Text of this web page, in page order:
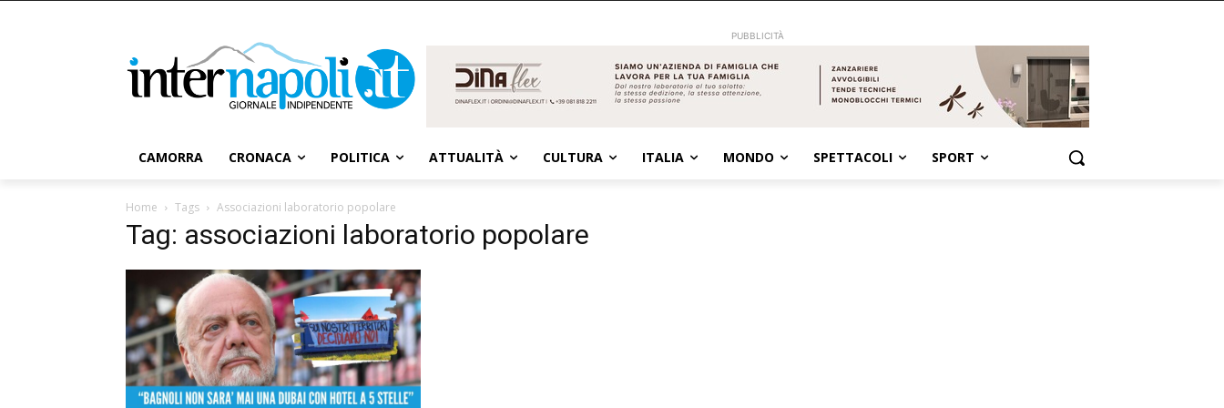
PUBBLICITÀ
CAMORRA CRONACA POLITICA ATTUALITÀ CULTURA ITALIA MONDO SPETTACOLI SPORT
Home Tags Associazioni laboratorio popolare
Tag: associazioni laboratorio popolare